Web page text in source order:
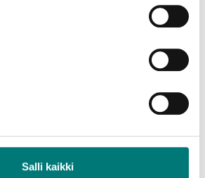
Salli kaikki
jäteasemalla tilavuuden
ei kannata unohtaa, että
saa tuoda meille maksutta.
jäteaseman työntekijöiltä
Jäteasemilla kerätään nykyisin